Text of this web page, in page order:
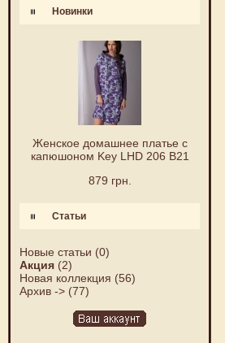
Новинки
Женское домашнее платье с
капюшоном Key LHD 206 B21
879 грн.
Статьи
Новые статьи (0)
Акция (2)
Новая коллекция (56)
Архив -> (77)